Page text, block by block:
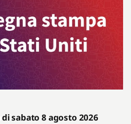
sabato 8 agosto 2026